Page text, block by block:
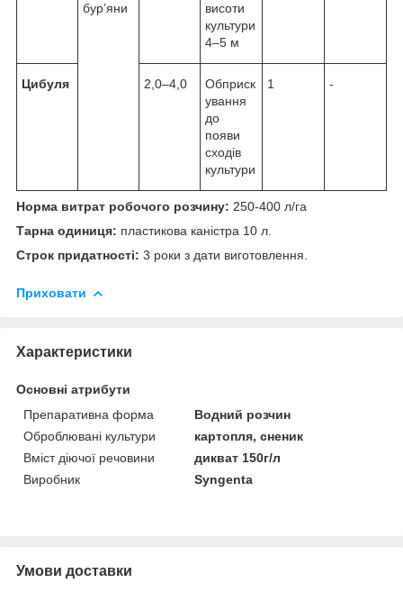
бур’яни
висоти
культури
4–5 м
Цибуля 2,0–4,0
Обприск
ування
до
появи
сходів
культури
1 -
Норма витрат робочого розчину: 250-400 л/га
Тарна одиниця: пластикова каністра 10 л.
Строк придатності: 3 роки з дати виготовлення.
Приховати
Характеристики
Основні атрибути
Препаративна форма
Водний розчин
Оброблювані культури
картопля, сненик
Вміст діючої речовини
дикват 150г/л
Виробник
Syngenta
Умови доставки